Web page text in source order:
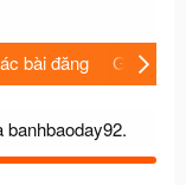
bài đăng Giới thiệu
banhbaoday92.